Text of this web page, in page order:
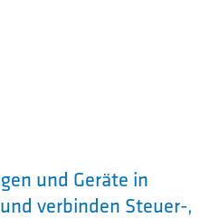
und Geräte in
verbinden Steuer-,